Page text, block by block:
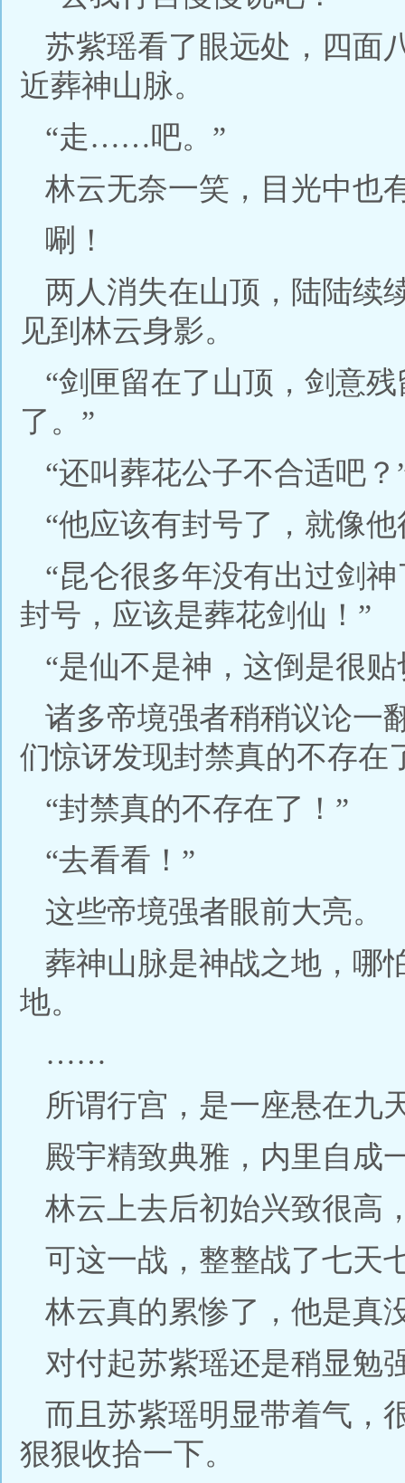
苏紫瑶看了眼远处，四面
近葬神山脉。
“走……吧。”
林云无奈一笑，目光中也
唰！
两人消失在山顶，陆陆续
见到林云身影。
“剑匣留在了山顶，剑意
了。”
“还叫葬花公子不合适吧？
“他应该有封号了，就像
“昆仑很多年没有出过剑
封号，应该是葬花剑仙！”
“是仙不是神，这倒是很贴
诸多帝境强者稍稍议论一
们惊讶发现封禁真的不存在
“封禁真的不存在了！”
“去看看！”
这些帝境强者眼前大亮。
葬神山脉是神战之地，哪
地。
……
所谓行宫，是一座悬在九
殿宇精致典雅，内里自成
林云上去后初始兴致很高
可这一战，整整战了七天
林云真的累惨了，他是真
对付起苏紫瑶还是稍显勉
而且苏紫瑶明显带着气，
狠狠收拾一下。